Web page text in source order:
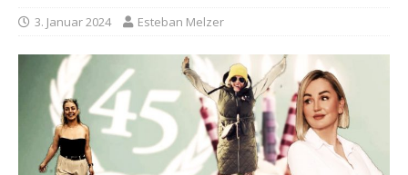
3. Januar 2024 Esteban Melzer